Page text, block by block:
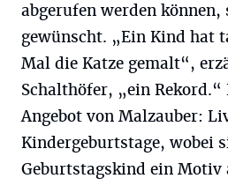
abgerufen werden können,
gewünscht. „Ein Kind hat
Mal die Katze gemalt“,
Schalthöfer, „ein Rekord.“
Angebot von Malzauber:
Kindergeburtstage, wobei
Geburtstagskind ein Motiv